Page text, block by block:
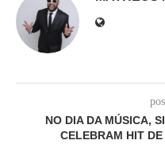
NO DIA DA MÚSICA,
CELEBRAM HIT